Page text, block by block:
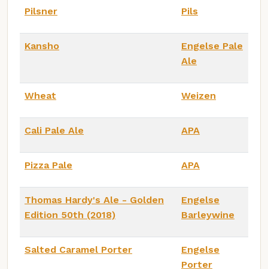
Pilsner Pils
Kansho
Engelse Pale
Ale
Wheat Weizen
Cali Pale Ale APA
Pizza Pale APA
Thomas Hardy's Ale - Golden
Edition 50th (2018)
Engelse
Barleywine
Salted Caramel Porter
Engelse
Porter